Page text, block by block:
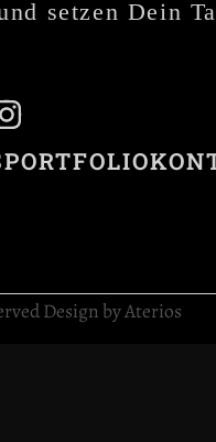
setzen Dein
PORTFOLIO
Design by Aterios